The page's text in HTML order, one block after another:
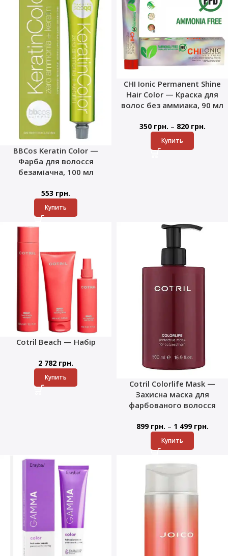
BBCos Keratin Color —
Фарба для волосся
безаміачна, 100 мл
553 грн.
Купить
CHI Ionic Permanent Shine
Hair Color — Краска для
волос без аммиака, 90 мл
350 грн. – 820 грн.
Купить
Cotril Beach — Набір
2 782 грн.
Купить
Cotril Colorlife Mask —
Захисна маска для
фарбованого волосся
899 грн. – 1 499 грн.
Купить